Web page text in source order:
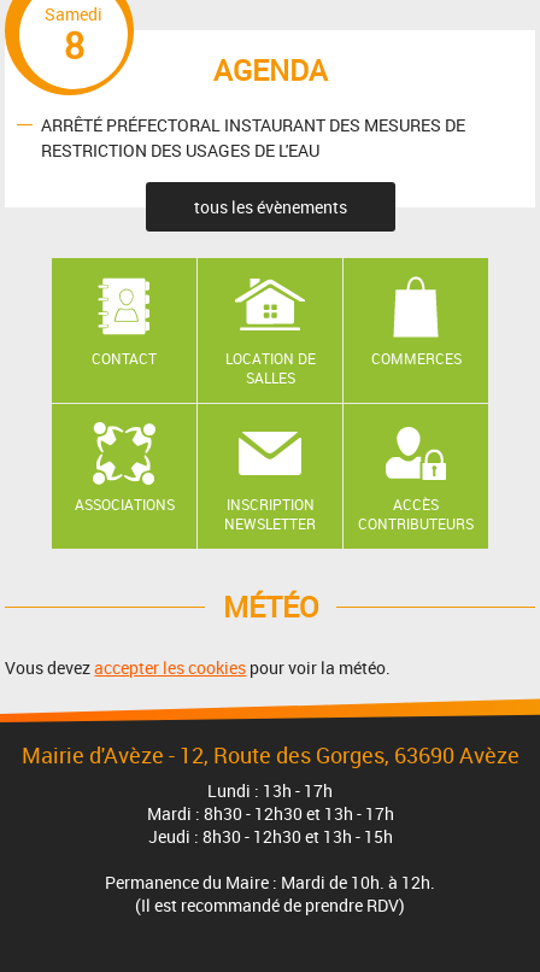
AGENDA
Samedi
8
ARRÊTÉ PRÉFECTORAL INSTAURANT DES MESURES DE
RESTRICTION DES USAGES DE L'EAU
tous les évènements
CONTACT
LOCATION DE
SALLES
COMMERCES
ASSOCIATIONS
INSCRIPTION
NEWSLETTER
ACCÈS
CONTRIBUTEURS
MÉTÉO
Vous devezaccepter les cookies pour voir la météo.
Mairie d'Avèze - 12, Route des Gorges, 63690 Avèze
Lundi : 13h - 17h
Mardi : 8h30 - 12h30 et 13h - 17h
Jeudi : 8h30 - 12h30 et 13h - 15h
Permanence du Maire : Mardi de 10h. à 12h.
(Il est recommandé de prendre RDV)